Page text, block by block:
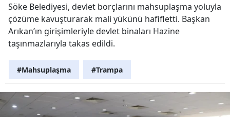
Söke Belediyesi, devlet borçlarını mahsuplaşma yoluyla
çözüme kavuşturarak mali yükünü hafifletti. Başkan
Arıkan’ın girişimleriyle devlet binaları Hazine
taşınmazlarıyla takas edildi.
#Mahsuplaşma #Trampa